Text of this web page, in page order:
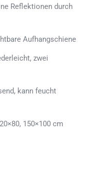
Reflektionen durch
Aufhangschiene
zwei
kann feucht
150×100 cm